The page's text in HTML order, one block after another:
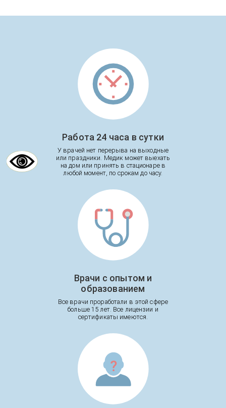
Работа 24 часа в сутки
У врачей нет перерыва на выходные
или праздники. Медик может выехать
на дом или принять в стационаре в
любой момент, по срокам до часу.
Врачи с опытом и
образованием
Все врачи проработали в этой сфере
больше 15 лет. Все лицензии и
сертификаты имеются.